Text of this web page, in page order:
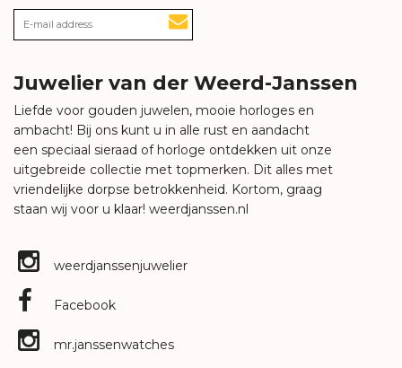
Juwelier van der Weerd-Janssen
Liefde voor gouden juwelen, mooie horloges en
ambacht! Bij ons kunt u in alle rust en aandacht
een speciaal sieraad of horloge ontdekken uit onze
uitgebreide collectie met topmerken. Dit alles met
vriendelijke dorpse betrokkenheid. Kortom, graag
staan wij voor u klaar! weerdjanssen.nl
weerdjanssenjuwelier
Facebook
mr.janssenwatches